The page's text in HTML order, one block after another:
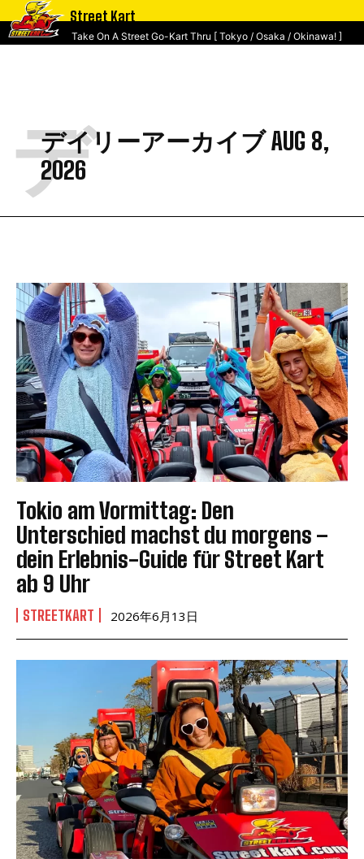
Street Kart
Take On A Street Go-Kart Thru [ Tokyo / Osaka / Okinawa! ]
デイリーアーカイブ AUG 8,
2026
デ
Tokio am Vormittag: Den
Unterschied machst du morgens –
dein Erlebnis-Guide für Street Kart
ab 9 Uhr
STREETKART 2026年6月13日